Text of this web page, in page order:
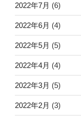
2022年7月 (6)
2022年6月 (4)
2022年5月 (5)
2022年4月 (4)
2022年3月 (5)
2022年2月 (3)